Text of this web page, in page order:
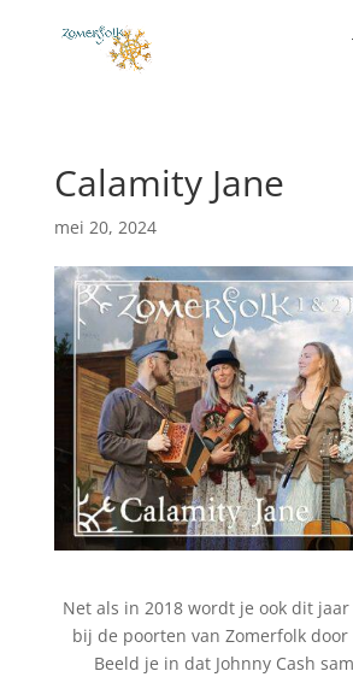
Calamity Jane
mei 20, 2024
Net als in 2018 wordt je ook dit
bij de poorten van Zomerfolk door
Beeld je in dat Johnny Cash